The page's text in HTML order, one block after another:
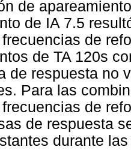
de
de IA 7.5
de
de TA 120s
de respuesta no
Para las
de
de respuesta
durante